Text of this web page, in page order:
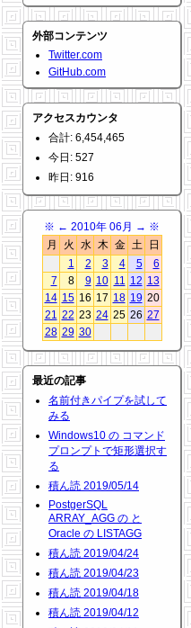
外部コンテンツ
Twitter.com
GitHub.com
アクセスカウンタ
合計: 6,454,465
今日: 527
昨日: 916
※ ← 2010年 06月 → ※
月
火 水 木 金 土
日
1
2 3 4 5
6
7
8 9 10 11 12 13
14 15 16 17 18 19 20
21 22 23 24 25 26 27
28 29 30
最近の記事
名前付きパイプを試して
みる
Windows10 の コマンド
プロンプトで矩形選択す
る
積ん読 2019/05/14
PostgerSQL
ARRAY_AGG の と
Oracle の LISTAGG
積ん読 2019/04/24
積ん読 2019/04/23
積ん読 2019/04/18
積ん読 2019/04/12